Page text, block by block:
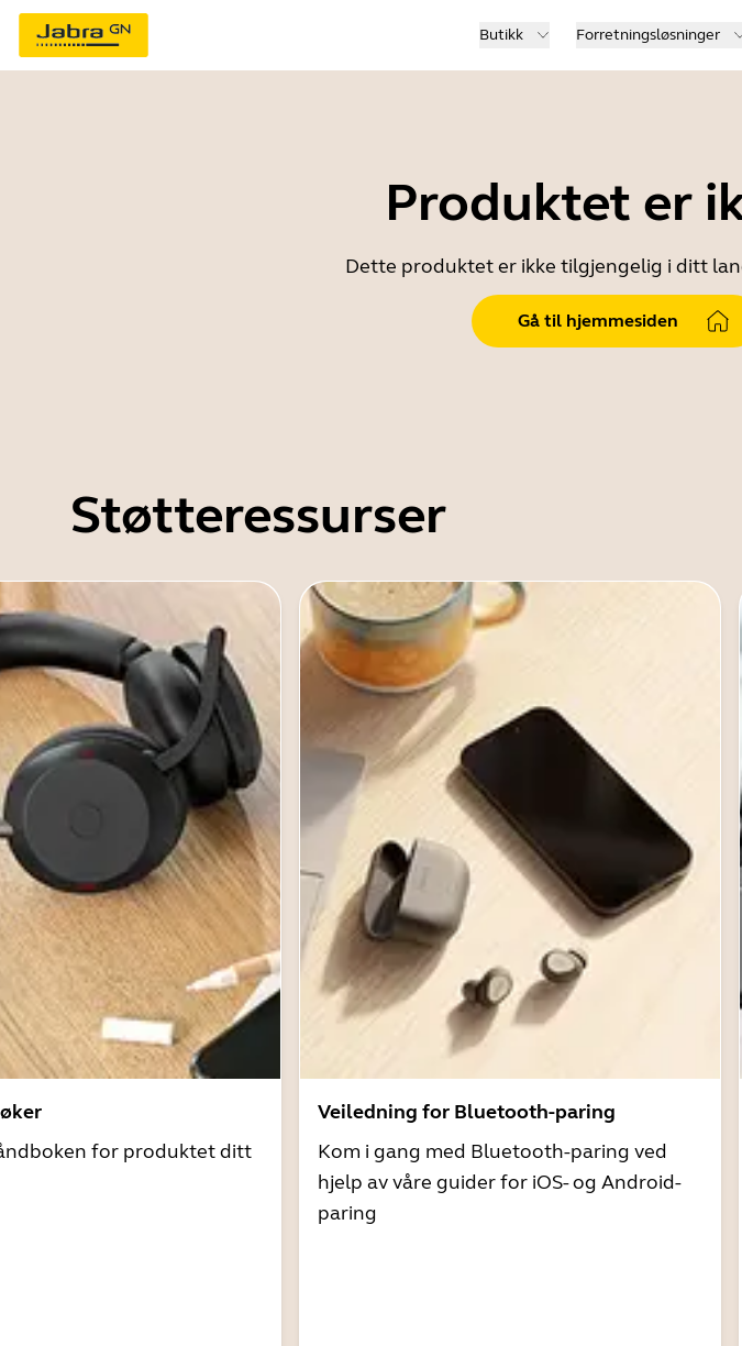
Butikk Forretningsløsninger
Produktet er
Dette produktet er ikke tilgjengelig i ditt
Gå til hjemmesiden
Støtteressurser
for produktet ditt
Veiledning for Bluetooth-paring
Kom i gang med Bluetooth-paring ved
hjelp av våre guider for iOS- og Android-
paring